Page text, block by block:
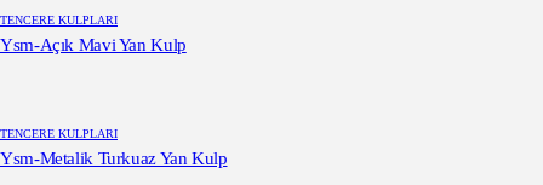
TENCERE KULPLARI
Ysm-Açık Mavi Yan Kulp
TENCERE KULPLARI
Ysm-Metalik Turkuaz Yan Kulp